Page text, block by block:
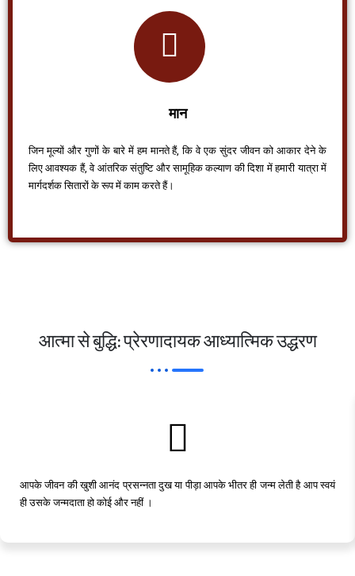
मान
जिन मूल्यों और गुणों के बारे में हम मानते हैं, कि वे एक सुंदर जीवन को आकार देने के
लिए आवश्यक हैं, वे आंतरिक संतुष्टि और सामूहिक कल्याण की दिशा में हमारी यात्रा में
मार्गदर्शक सितारों के रूप में काम करते हैं।
आत्मा से बुद्धि: प्रेरणादायक आध्यात्मिक उद्धरण
आपके जीवन की खुशी आनंद प्रसन्नता दुख या पीड़ा आपके भीतर ही जन्म लेती है आप स्वयं
ही उसके जन्मदाता हो कोई और नहीं ।